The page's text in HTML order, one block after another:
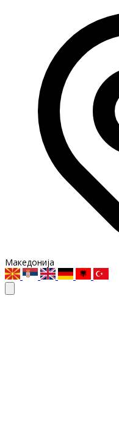
Македонија